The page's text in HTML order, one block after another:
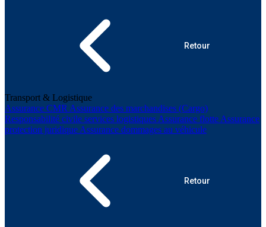
Retour
Transport & Logistique
Assurance CMR Assurance des marchandises (Cargo)
Responsabilité civile services logistiques Assurance flotte Assurance
protection juridique Assurance dommages au véhicule
Retour